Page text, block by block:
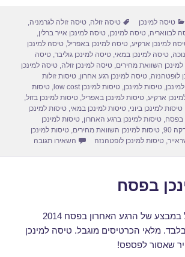
eקטגוריות
טיסה למינכן תגיות
טיסה זולה ,טיסה זולה לגרמניה
לבוואריה ,טיסה למינכן ,טיסה למינכן אייר ברלין
למינכן ארקיע ,טיסה למינכן באפריל ,טיסה למינכן
,טיסה למינכן במאי ,טיסה למינכן גוליבר ,טיסה
השוואת מחירים ,טיסה למינכן זולה ,טיסה למינכן
לופטהנזה ,טיסה למינכן רגע אחרון ,טיסות זולות
,טיסות למינכן ,טיסות למינכן low cost ,טיסות
ארקיע ,טיסות למינכן באפריל ,טיסות למינכן בזול
,טיסות למינכן ביוני ,טיסות למינכן במאי ,טיסות למינכן
בפסח ,טיסות למינכן ברגע האחרון ,טיסות למינכן
90
,טיסות למינכן השוואת מחירים ,טיסות למינכן
,טיסות למינכן לופטהנזה השאירו תגובה
בפסח
טיסה למינכן בזול במבצע של הרגע האחרון בפסח 2014
של $534 בלבד. מלאי הכרטיסים מוגבל. טיסה למינכן